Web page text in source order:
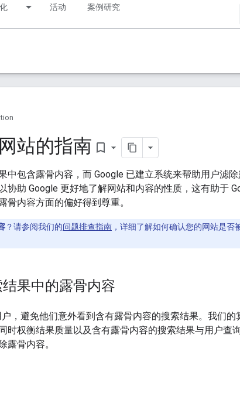
活动 案例研究
站的指南 bookmark_border
中包含露骨内容，而 Google 已建立系统来帮助用户滤
协助 Google 更好地了解网站和内容的性质，这有助于
骨内容方面的偏好得到尊重。
？请参阅我们的问题排查指南 ，详细了解如何确认您的网站是否
果中的露骨内容
，避免他们意外看到含有露骨内容的搜索结果。我们的
时权衡结果质量以及含有露骨内容的搜索结果与用户查
露骨内容。